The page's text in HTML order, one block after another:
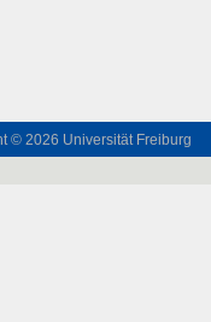
© 2026 Universität Freiburg